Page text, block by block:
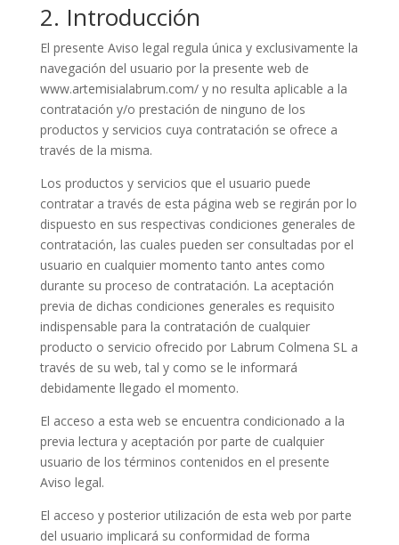
2. Introducción
El presente Aviso legal regula única y exclusivamente la
navegación del usuario por la presente web de
www.artemisialabrum.com/ y no resulta aplicable a la
contratación y/o prestación de ninguno de los
productos y servicios cuya contratación se ofrece a
través de la misma.
Los productos y servicios que el usuario puede
contratar a través de esta página web se regirán por lo
dispuesto en sus respectivas condiciones generales de
contratación, las cuales pueden ser consultadas por el
usuario en cualquier momento tanto antes como
durante su proceso de contratación. La aceptación
previa de dichas condiciones generales es requisito
indispensable para la contratación de cualquier
producto o servicio ofrecido por Labrum Colmena SL a
través de su web, tal y como se le informará
debidamente llegado el momento.
El acceso a esta web se encuentra condicionado a la
previa lectura y aceptación por parte de cualquier
usuario de los términos contenidos en el presente
Aviso legal.
El acceso y posterior utilización de esta web por parte
del usuario implicará su conformidad de forma